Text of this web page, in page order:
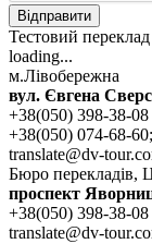
Відправити
Тестовий переклад
loading...
м.Лівобережна
вул. Євгена
+38(050) 398-38-
+38(050) 074-68-60;
translate@dv-
Бюро перекладів,
проспект
+38(050) 398-38-08
translate@dv-